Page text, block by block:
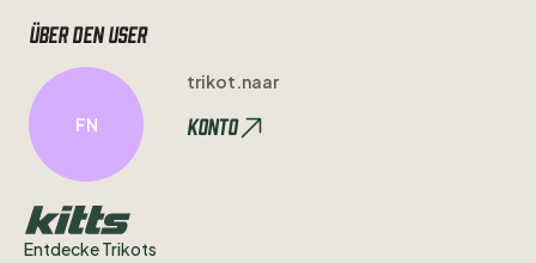
Über den user
FN
trikot.naar
Konto
Entdecke Trikots